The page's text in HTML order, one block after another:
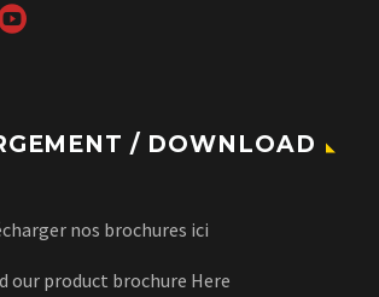
/ DOWNLOAD
nos brochures ici
our product brochure Here